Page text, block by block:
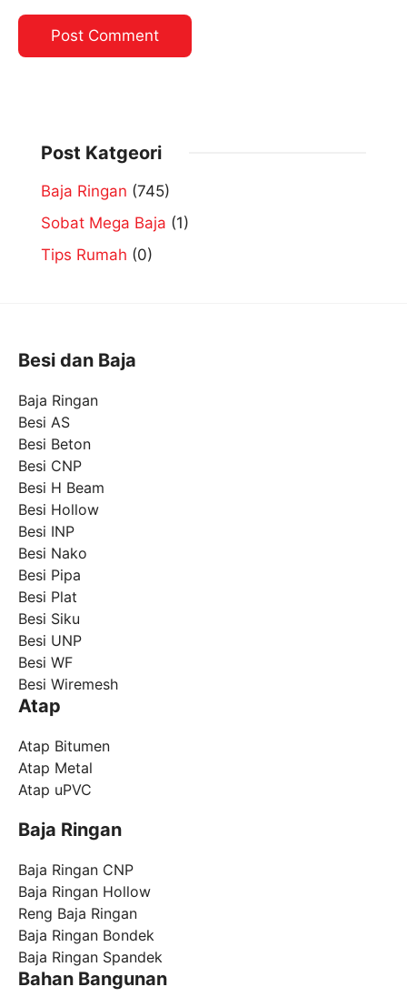
Post Katgeori
Baja Ringan (745)
Sobat Mega Baja (1)
Tips Rumah (0)
Besi dan Baja
Baja Ringan
Besi AS
Besi Beton
Besi CNP
Besi H Beam
Besi Hollow
Besi INP
Besi Nako
Besi Pipa
Besi Plat
Besi Siku
Besi UNP
Besi WF
Besi Wiremesh
Atap
Atap Bitumen
Atap Metal
Atap uPVC
Baja Ringan
Baja Ringan CNP
Baja Ringan Hollow
Reng Baja Ringan
Baja Ringan Bondek
Baja Ringan Spandek
Bahan Bangunan